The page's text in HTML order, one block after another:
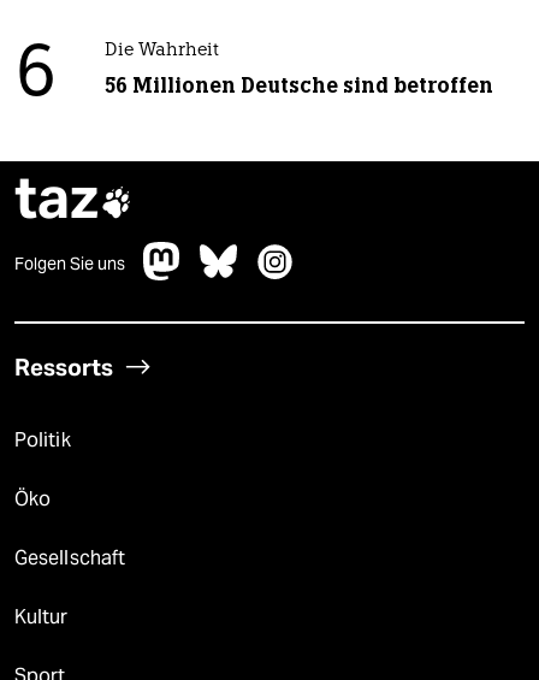
6 Die Wahrheit
56 Millionen Deutsche sind betroffen
taz
Folgen Sie uns
Ressorts
Politik
Öko
Gesellschaft
Kultur